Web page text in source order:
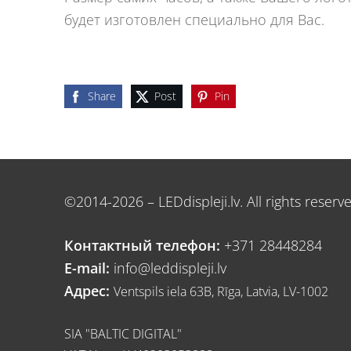
будет изготовлен специально для Вас.
Share Post Pin
©2014-2026 – LEDdispleji.lv. All rights
Контактный телефон: +371 28448284
E-mail: info@leddispleji.lv
Адрес: Ventspils iela 63B, Rīga, Latvia, LV-1002
SIA "BALTIC DIGITAL"